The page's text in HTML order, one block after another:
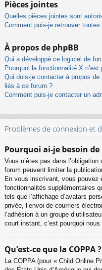
Pièces jointes
Quelles pièces jointes sont
Comment puis-je retrouver
À propos de phpBB
Qui a développé ce logiciel de
Pourquoi la fonctionnalité X
Qui dois-je contacter à propos de
liés à ce forum ?
Comment puis-je contacter un
Problèmes de connexion et
Pourquoi ai-je besoin de
Vous n’êtes pas dans
forum peuvent limiter la
En vous inscrivant, vous pouvez
fonctionnalités supplémentaires
tels que l’affichage d’avatars
privée, l’envoi de courriers
l’adhésion à un groupe
court instant, c’est pourquoi
Qu’est-ce que la COPPA ?
La COPPA (pour « Child Online